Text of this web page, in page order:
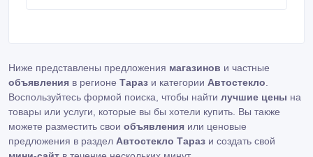
Ниже представлены предложения магазинов и частные
объявления в регионе Тараз и категории Автостекло
Воспользуйтесь формой поиска, чтобы найти лучшие цены на
товары или услуги, которые вы бы хотели купить. Вы также
можете разместить свои объявления или ценовые
предложения в раздел Автостекло Тараз и создать свой